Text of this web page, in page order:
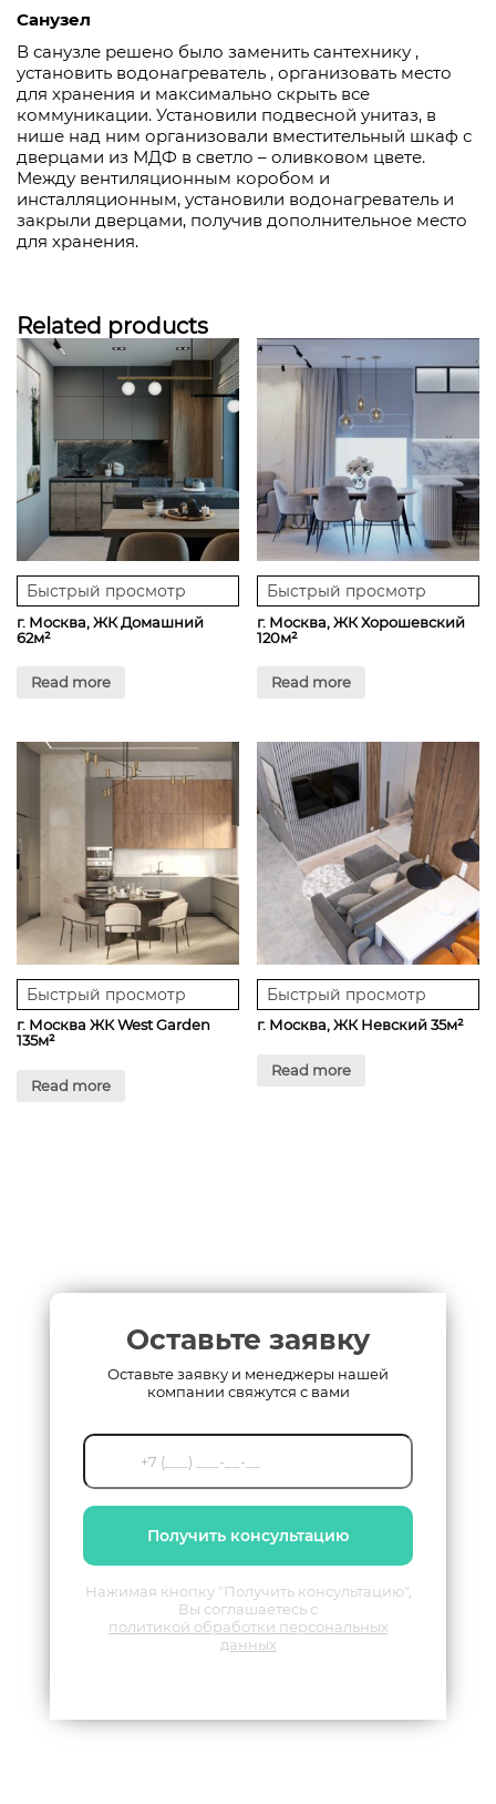
Санузел
В санузле решено было заменить сантехнику ,
установить водонагреватель , организовать место
для хранения и максимально скрыть все
коммуникации. Установили подвесной унитаз, в
нише над ним организовали вместительный шкаф с
дверцами из МДФ в светло – оливковом цвете.
Между вентиляционным коробом и
инсталляционным, установили водонагреватель и
закрыли дверцами, получив дополнительное место
для хранения.
Related products
Быстрый просмотр
г. Москва, ЖК Домашний
62м²
Read more
Быстрый просмотр
г. Москва, ЖК Хорошевский
120м²
Read more
Быстрый просмотр
г. Москва ЖК West Garden
135м²
Read more
Быстрый просмотр
г. Москва, ЖК Невский 35м²
Read more
Оставьте заявку
Оставьте заявку и менеджеры нашей
компании свяжутся с вами
Получить консультацию
Нажимая кнопку "Получить консультацию",
Вы соглашаетесь с
политикой обработки персональных
данных